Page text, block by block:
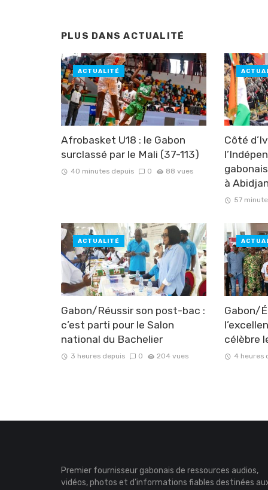
PLUS DANSACTUALITÉ
Afrobasket U18 : le Gabon
surclassé par le Mali (37-113)
40 minutes depuis 0 88 vues
ACTUALITÉ
Côté
à Abidjan
57
Gabon/Réussir son post-bac :
c’est parti pour le Salon
national du Bachelier
3 heures depuis 0 204 vues
ACTUALITÉ
Gabon/
célèbre
4 heures
Premier fournisseur gabonais de ressources audios,
vidéos, photos et d’informations fiables destinées